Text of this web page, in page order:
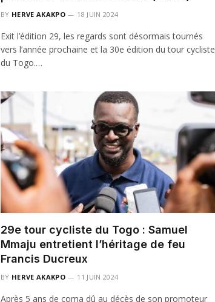
BY HERVE AKAKPO 18 JUIN 2024
Exit l’édition 29, les regards sont désormais tournés
vers l’année prochaine et la 30e édition du tour cycliste
du Togo.…
29e tour cycliste du Togo : Samuel
Mmaju entretient l’héritage de feu
Francis Ducreux
BY HERVE AKAKPO 11 JUIN 2024
Après 5 ans de coma dû au décès de son promoteur